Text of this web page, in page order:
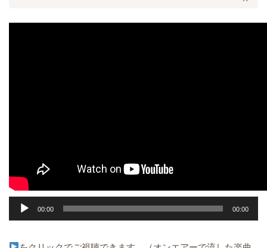
声
プ
00:00 00:00